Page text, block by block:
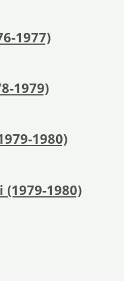
1977)
1979)
1980)
1980)